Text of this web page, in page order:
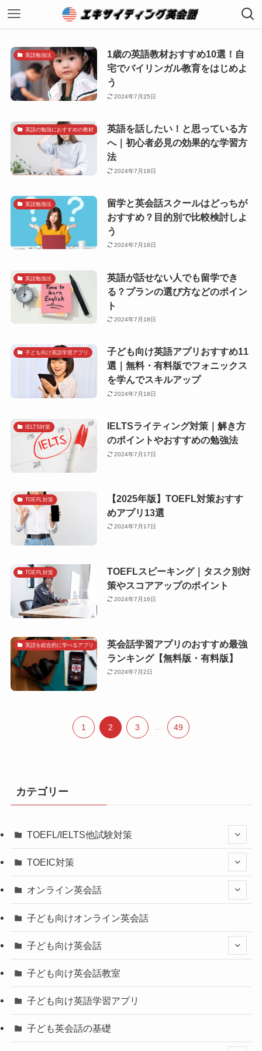
英語勉強法
1歳の英語教材おすすめ10選！自
宅でバイリンガル教育をはじめよ
う
2024年7月25日
英語の勉強におすすめの教材
英語を話したい！と思っている方
へ｜初心者必見の効果的な学習方
法
2024年7月18日
英語勉強法
留学と英会話スクールはどっちが
おすすめ？目的別で比較検討しよ
う
2024年7月18日
英語勉強法
英語が話せない人でも留学でき
る？プランの選び方などのポイン
ト
2024年7月18日
子ども向け英語学習アプリ
子ども向け英語アプリおすすめ11
選｜無料・有料版でフォニックス
を学んでスキルアップ
2024年7月18日
IELTS対策
IELTSライティング対策｜解き方
のポイントやおすすめの勉強法
2024年7月17日
TOEFL対策
【2025年版】TOEFL対策おすす
めアプリ13選
2024年7月17日
TOEFL対策
TOEFLスピーキング｜タスク別対
策やスコアアップのポイント
2024年7月16日
英語を総合的に学べるアプリ
英会話学習アプリのおすすめ最強
ランキング【無料版・有料版】
2024年7月2日
1 2 3 49
カテゴリー
TOEFL/IELTS他試験対策
TOEIC対策
オンライン英会話
子ども向けオンライン英会話
子ども向け英会話
子ども向け英会話教室
子ども向け英語学習アプリ
子ども英会話の基礎